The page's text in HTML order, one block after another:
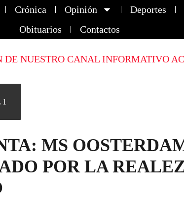
Crónica Opinión Deportes
Obituarios
Contactos
DE NUESTRO CANAL INFORMATIVO
MS
POR LA